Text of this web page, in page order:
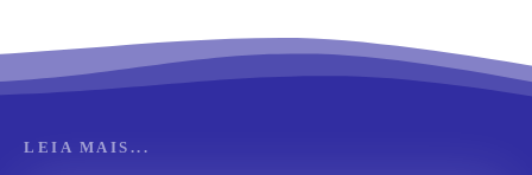
LEIA MAIS...